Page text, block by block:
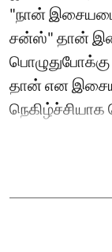
"நான்
சன்ஸ்" தான்
தான் என
நெகிழ்ச்சியாக